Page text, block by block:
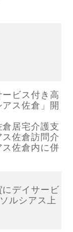
ビス付き高
ス佐倉」開
居宅介護支
佐倉訪問介
佐倉内に併
デイサービ
ルシアス上